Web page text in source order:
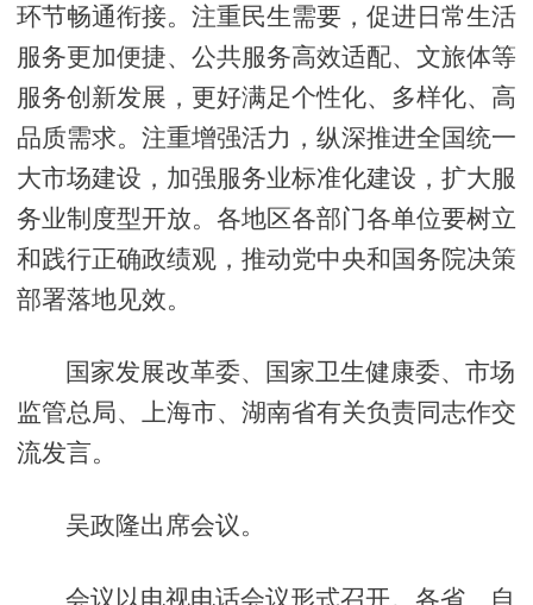
环节畅通衔接。注重民生需要，促进日常生活
服务更加便捷、公共服务高效适配、文旅体等
服务创新发展，更好满足个性化、多样化、高
品质需求。注重增强活力，纵深推进全国统一
大市场建设，加强服务业标准化建设，扩大服
务业制度型开放。各地区各部门各单位要树立
和践行正确政绩观，推动党中央和国务院决策
部署落地见效。
国家发展改革委、国家卫生健康委、市场
监管总局、上海市、湖南省有关负责同志作交
流发言。
吴政隆出席会议。
会议以电视电话会议形式召开。各省、自